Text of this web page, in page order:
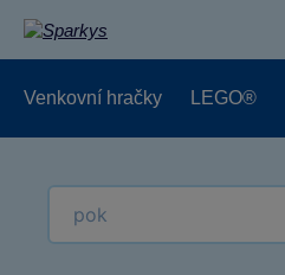
Venkovní hračky LEGO®